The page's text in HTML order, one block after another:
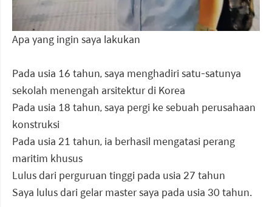
Apa yang ingin saya lakukan
Pada usia 16 tahun, saya menghadiri satu-satunya
sekolah menengah arsitektur di Korea
Pada usia 18 tahun, saya pergi ke sebuah perusahaan
konstruksi
Pada usia 21 tahun, ia berhasil mengatasi perang
maritim khusus
Lulus dari perguruan tinggi pada usia 27 tahun
Saya lulus dari gelar master saya pada usia 30 tahun.